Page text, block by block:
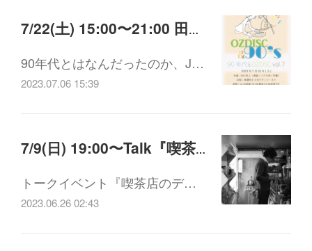
7/22(土) 15:00〜21:00 田口史人のレコード寄席 "90年代とOZディスク”
90年代とはなんだったのか、J…
2023.07.06 15:39
7/9(日) 19:00〜Talk『喫茶店のディスクール』のディスクール オオヤミノル×赤星豊×堀部篤史
トークイベント『喫茶店のデ…
2023.06.26 02:43